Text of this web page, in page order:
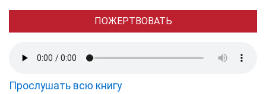
ПОЖЕРТВОВАТЬ
Прослушать всю книгу